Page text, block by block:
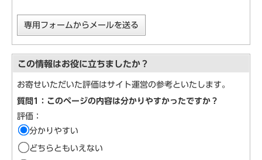
専用フォームからメールを送る
この情報はお役に立ちましたか？
お寄せいただいた評価はサイト運営の参考といたします。
質問1：このページの内容は分かりやすかったですか？
評価：
分かりやすい
どちらともいえない